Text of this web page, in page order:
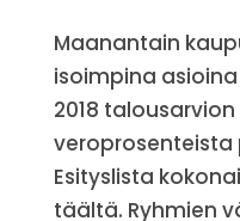
Maanantain
isoimpina
2018
Esityslista
täältä. Ryhmien